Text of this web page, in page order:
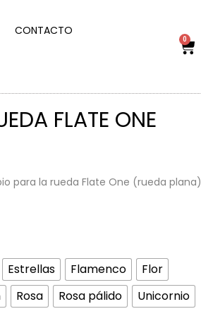
CONTACTO
0
FLATE ONE
para la rueda Flate One (rueda plana)
Estrellas Flamenco
Flor
Rosa Rosa pálido
Unicornio